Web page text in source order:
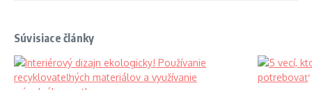
Súvisiace články